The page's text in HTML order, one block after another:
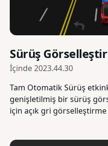
Sürüş
İçinde2023.44.30
Tam Otomatik Sürüş
genişletilmiş bir sürüş
için açık gri